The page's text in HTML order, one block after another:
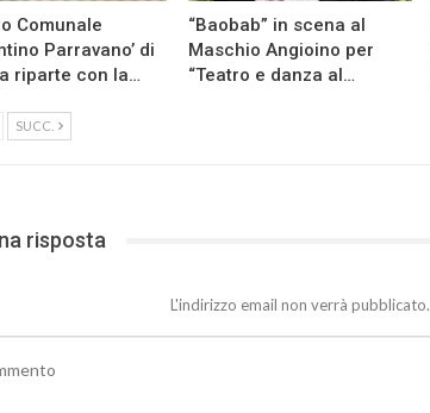
Comunale
Parravano’ di
riparte con la…
“Baobab” in scena al
Maschio Angioino per
“Teatro e danza al…
SUCC.
risposta
L'indirizzo email non verrà pubblicato.